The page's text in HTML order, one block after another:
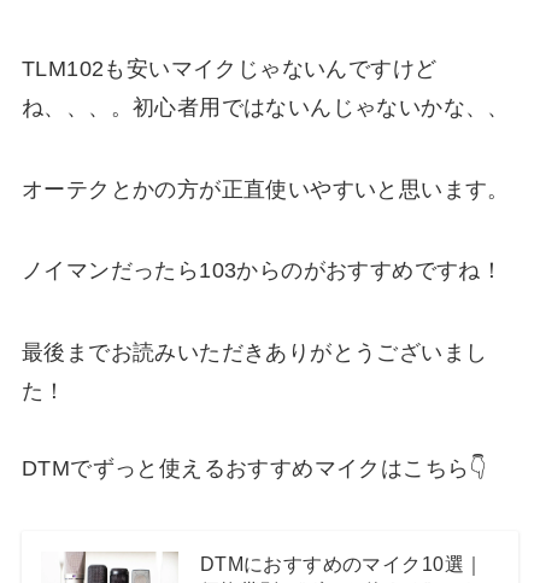
TLM102も安いマイクじゃないんですけど
ね、、、。初心者用ではないんじゃないかな、、
オーテクとかの方が正直使いやすいと思います。
ノイマンだったら103からのがおすすめですね！
最後までお読みいただきありがとうございまし
た！
DTMでずっと使えるおすすめマイクはこちら👇
DTMにおすすめのマイク10選｜